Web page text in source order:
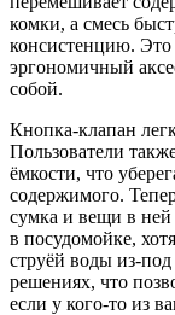
комки, а смесь
консистенцию.
эргономичный
собой.
Кнопка-клапан
Пользователи
ёмкости, что
содержимого.
сумка и вещи в
в посудомойке,
струёй воды из-
решениях, что
если у кого-то из